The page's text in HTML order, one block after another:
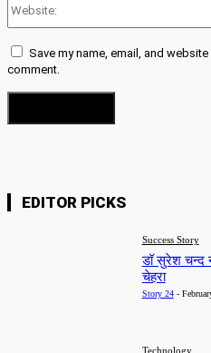
Save my name, email, and
comment.
EDITOR PICKS
Success Story
डॉ सुरेश चन्द
चेहरा
Story 24 -
Technology